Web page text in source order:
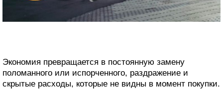
Экономия превращается в постоянную замену
поломанного или испорченного, раздражение и
скрытые расходы, которые не видны в момент покупки.